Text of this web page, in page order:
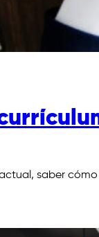
saber